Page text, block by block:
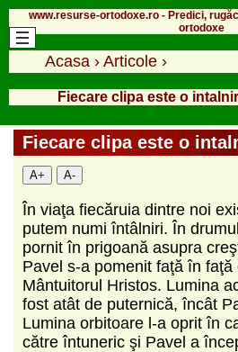
www.resurse-ortodoxe.ro - Predici,
ortodoxe
Acasa › Articole ›
Fiecare clipa este o
Fiecare clipa este o
A+ A-
În viaţa fiecăruia dintre noi
putem numi întâlniri. În
pornit în prigoană asupra
Pavel s-a pomenit faţă în faţă
Mântuitorul Hristos. Lumina
fost atât de puternică, încât
Lumina orbitoare l-a oprit în
cătreîntuneric şi Pavel a